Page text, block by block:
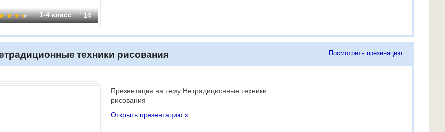
1-4 класс 14
техники рисования Посмотреть презенацию
Презентация на тему Нетрадиционные техники
рисования
Открыть презентацию »